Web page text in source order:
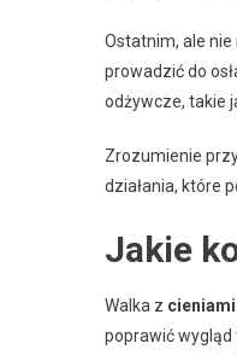
Ostatnim, ale
prowadzić do
odżywcze, takie
Zrozumienie
działania, które
Jakie
Walka z
poprawić wygląd